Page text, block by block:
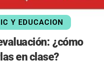
Y EDUCACION
¿cómo
en clase?